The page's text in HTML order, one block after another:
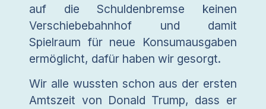
auf die Schuldenbremse keinen
Verschiebebahnhof und damit
Spielraum für neue Konsumausgaben
ermöglicht, dafür haben wir gesorgt.
Wir alle wussten schon aus der ersten
Amtszeit von Donald Trump, dass er